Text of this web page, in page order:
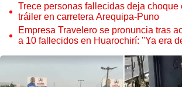
Trece personas fallecidas deja choque
tráiler en carretera Arequipa-Puno
Empresa Travelero se pronuncia tras
a 10 fallecidos en Huarochirí: ''Ya era